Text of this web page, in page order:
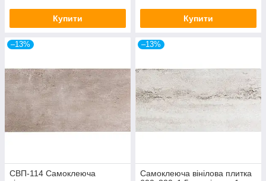
Купити Купити
–13%
СВП-114 Самоклеюча
–13%
Самоклеюча вінілова плитка